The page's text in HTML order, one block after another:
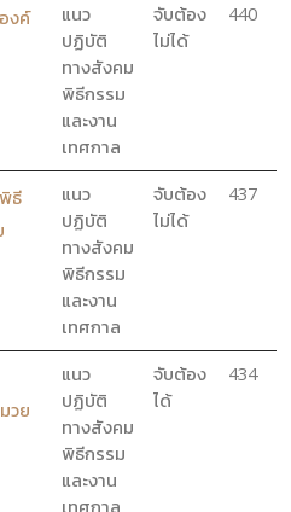
งค์
แนว
ปฏิบัติ
ทางสังคม
พิธีกรรม
และงาน
เทศกาล
จับต้อง
ไม่ได้
440
ธี
แนว
ปฏิบัติ
ทางสังคม
พิธีกรรม
และงาน
เทศกาล
จับต้อง
ไม่ได้
437
วย
แนว
ปฏิบัติ
ทางสังคม
พิธีกรรม
และงาน
เทศกาล
จับต้อง
ได้
434